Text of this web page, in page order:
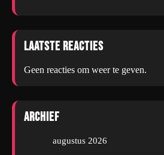
Laatste reacties
Geen reacties om weer te geven.
Archief
augustus 2026